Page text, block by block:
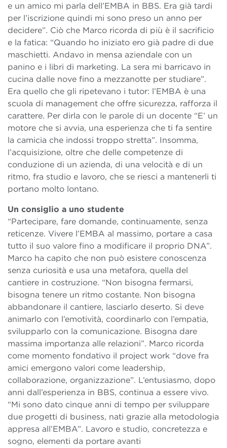
e un amico mi parla dell’EMBA in BBS. Era già tardi
per l’iscrizione quindi mi sono preso un anno per
decidere”. Ciò che Marco ricorda di più è il sacrificio
e la fatica: “Quando ho iniziato ero già padre di due
maschietti. Andavo in mensa aziendale con un
panino e i libri di marketing. La sera mi barricavo in
cucina dalle nove fino a mezzanotte per studiare”.
Era quello che gli ripetevano i tutor: l’EMBA è una
scuola di management che offre sicurezza, rafforza il
carattere. Per dirla con le parole di un docente “E’ un
motore che si avvia, una esperienza che ti fa sentire
la camicia che indossi troppo stretta”. Insomma,
l’acquisizione, oltre che delle competenze di
conduzione di un azienda, di una velocità e di un
ritmo, fra studio e lavoro, che se riesci a mantenerli ti
portano molto lontano.
Un consiglio a uno studente
“Partecipare, fare domande, continuamente, senza
reticenze. Vivere l’EMBA al massimo, portare a casa
tutto il suo valore fino a modificare il proprio DNA”.
Marco ha capito che non può esistere conoscenza
senza curiosità e usa una metafora, quella del
cantiere in costruzione. “Non bisogna fermarsi,
bisogna tenere un ritmo costante. Non bisogna
abbandonare il cantiere, lasciarlo deserto. Si deve
animarlo con l’emotività, coordinarlo con l’empatia,
svilupparlo con la comunicazione. Bisogna dare
massima importanza alle relazioni”. Marco ricorda
come momento fondativo il project work “dove fra
amici emergono valori come leadership,
collaborazione, organizzazione”. L’entusiasmo, dopo
anni dall’esperienza in BBS, continua a essere vivo.
“Mi sono dato cinque anni di tempo per sviluppare
due progetti di business, nati grazie alla metodologia
appresa all’EMBA”. Lavoro e studio, concretezza e
sogno, elementi da portare avanti